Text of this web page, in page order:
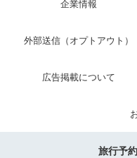
企業情報
外部送信（オプトアウト）
広告掲載について
旅行予